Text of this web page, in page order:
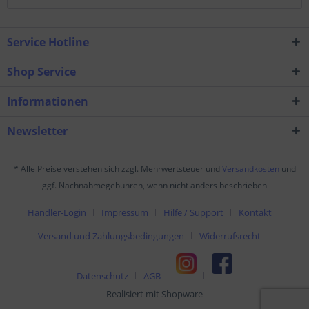
Service Hotline
Shop Service
Informationen
Newsletter
* Alle Preise verstehen sich zzgl. Mehrwertsteuer und Versandkosten und
ggf. Nachnahmegebühren, wenn nicht anders beschrieben
Händler-Login Impressum Hilfe / Support
Kontakt
Versand und Zahlungsbedingungen
Widerrufsrecht
Datenschutz
AGB
Realisiert mit Shopware